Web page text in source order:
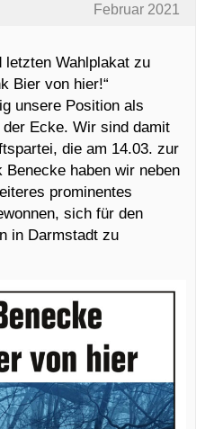
Februar 2021
letzten Wahlplakat zu
Bier von hier!“
unsere Position als
Ecke. Wir sind damit
die am 14.03. zur
haben wir neben
prominentes
sich für den
in Darmstadt zu